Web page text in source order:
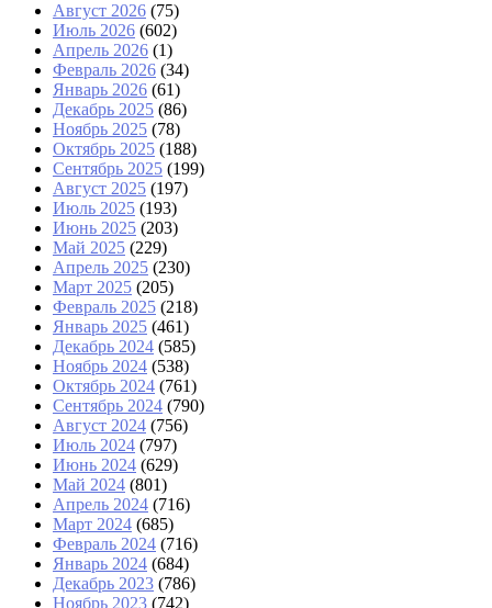
Август 2026 (75)
Июль 2026 (602)
Апрель 2026 (1)
Февраль 2026 (34)
Январь 2026 (61)
Декабрь 2025 (86)
Ноябрь 2025 (78)
Октябрь 2025 (188)
Сентябрь 2025 (199)
Август 2025 (197)
Июль 2025 (193)
Июнь 2025 (203)
Май 2025 (229)
Апрель 2025 (230)
Март 2025 (205)
Февраль 2025 (218)
Январь 2025 (461)
Декабрь 2024 (585)
Ноябрь 2024 (538)
Октябрь 2024 (761)
Сентябрь 2024 (790)
Август 2024 (756)
Июль 2024 (797)
Июнь 2024 (629)
Май 2024 (801)
Апрель 2024 (716)
Март 2024 (685)
Февраль 2024 (716)
Январь 2024 (684)
Декабрь 2023 (786)
Ноябрь 2023 (742)